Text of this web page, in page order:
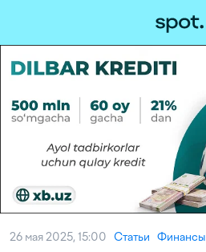
26 мая 2025, 15:00 Статьи Финансы